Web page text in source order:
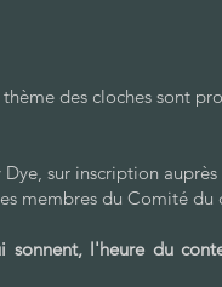
des cloches sont
sur inscription auprès
membres du Comité du
sonnent, l'heure du